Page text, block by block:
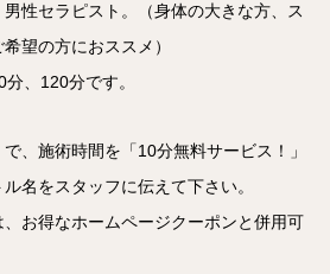
性セラピスト。（身体の大きな方、ス
望の方におススメ）
、120分です。
で、施術時間を「10分無料サービス！」
名をスタッフに伝えて下さい。
お得なホームページクーポンと併用可